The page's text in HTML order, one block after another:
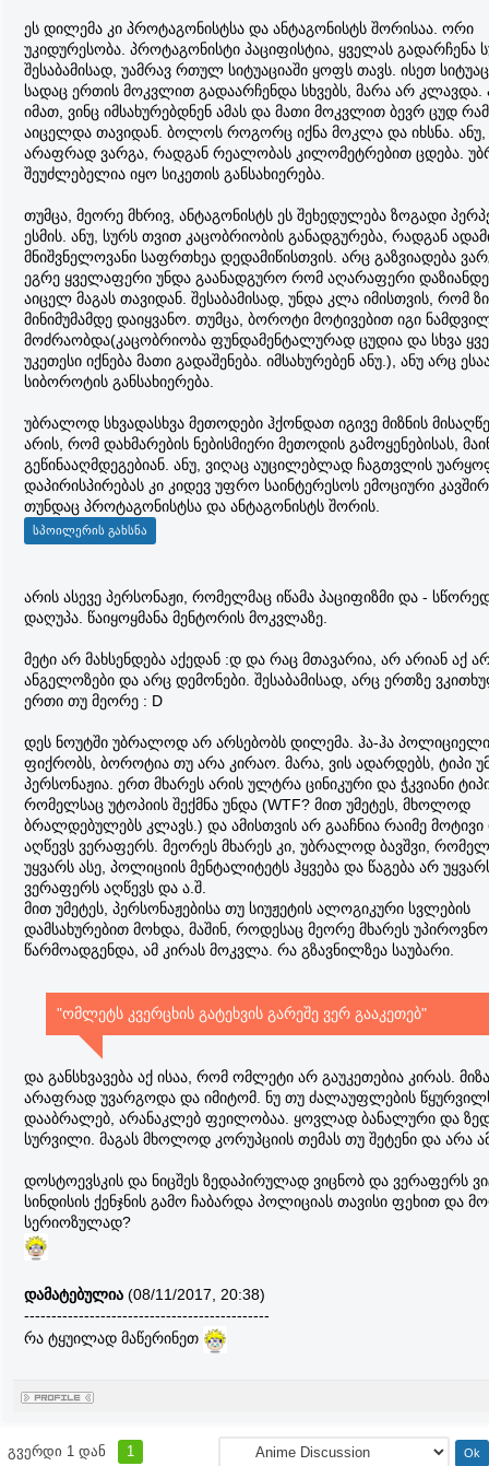
ეს დილემა კი პროტაგონისტსა და ანტაგონისტს შორისაა. ორი
უკიდურესობა. პროტაგონისტი პაციფისტია, ყველას გადარჩენა
შესაბამისად, უამრავ რთულ სიტუაციაში ყოფს თავს. ისეთ
სადაც ერთის მოკვლით გადაარჩენდა სხვებს, მარა არ
იმათ, ვინც იმსახურებდნენ ამას და მათი მოკვლით ბევრ ცუდ
აიცელდა თავიდან. ბოლოს როგორც იქნა მოკლა და იხსნა. ანუ,
არაფრად ვარგა, რადგან რეალობას კილომეტრებით ცდება.
შეუძლებელია იყო სიკეთის განსახიერება.
თუმცა, მეორე მხრივ, ანტაგონისტს ეს შეხედულება ზოგადი
ესმის. ანუ, სურს თვით კაცობრიობის განადგურება, რადგან
მნიშვნელოვანი საფრთხეა დედამიწისთვის. არც გაზვიადება
ეგრე ყველაფერი უნდა გაანადგურო რომ აღარაფერი
აიცელ მაგას თავიდან. შესაბამისად, უნდა კლა იმისთვის, რომ
მინიმუმამდე დაიყვანო. თუმცა, ბოროტი მოტივებით იგი
მოძრაობდა(კაცობრიობა ფუნდამენტალურად ცუდია და სხვა
უკეთესი იქნება მათი გადაშენება. იმსახურებენ ანუ.), ანუ არც
სიბოროტის განსახიერება.
უბრალოდ სხვადასხვა მეთოდები ჰქონდათ იგივე მიზნის
არის, რომ დახმარების ნებისმიერი მეთოდის გამოყენებისას,
გეწინააღმდეგებიან. ანუ, ვიღაც აუცილებლად ჩაგთვლის
დაპირისპირებას კი კიდევ უფრო საინტერესოს ემოციური
თუნდაც პროტაგონისტსა და ანტაგონისტს შორის.
არის ასევე პერსონაჟი, რომელმაც იწამა პაციფიზმი და -
დაღუპა. წაიყოყმანა მენტორის მოკვლაზე.
მეტი არ მახსენდება აქედან :დ და რაც მთავარია, არ არიან აქ
ანგელოზები და არც დემონები. შესაბამისად, არც ერთზე
ერთი თუ მეორე : D
დეს ნოუტში უბრალოდ არ არსებობს დილემა. ჰა-ჰა
ფიქრობს, ბოროტია თუ არა კირაო. მარა, ვის ადარდებს, ტიპი
პერსონაჟია. ერთ მხარეს არის ულტრა ცინიკური და ჭკვიანი
რომელსაც უტოპიის შექმნა უნდა (WTF? მით უმეტეს, მხოლოდ
ბრალდებულებს კლავს.) და ამისთვის არ გააჩნია რაიმე
აღწევს ვერაფერს. მეორეს მხარეს კი, უბრალოდ ბავშვი,
უყვარს ასე, პოლიციის მენტალიტეტს ჰყვება და წაგება არ
ვერაფერს აღწევს და ა.შ.
მით უმეტეს, პერსონაჟებისა თუ სიუჟეტის ალოგიკური სვლების
დამსახურებით მოხდა, მაშინ, როდესაც მეორე მხარეს
წარმოადგენდა, ამ კირას მოკვლა. რა გზავნილზეა საუბარი.
"ომლეტს კვერცხის გატეხვის გარეშე ვერ გააკეთებ"
და განსხვავება აქ ისაა, რომ ომლეტი არ გაუკეთებია კირას.
არაფრად უვარგოდა და იმიტომ. ნუ თუ ძალაუფლების
დააბრალებ, არანაკლებ ფეილობაა. ყოვლად ბანალური და
სურვილი. მაგას მხოლოდ კორუპციის თემას თუ შეტენი და არა
დოსტოევსკის და ნიცშეს ზედაპირულად ვიცნობ და ვერაფერს
სინდისის ქენჯნის გამო ჩაბარდა პოლიციას თავისი ფეხით და
სერიოზულად?
დამატებულია (08/11/2017, 20:38)
---------------------------------------------
რა ტყუილად მაწერინეთ
გვერდი 1 დან 1